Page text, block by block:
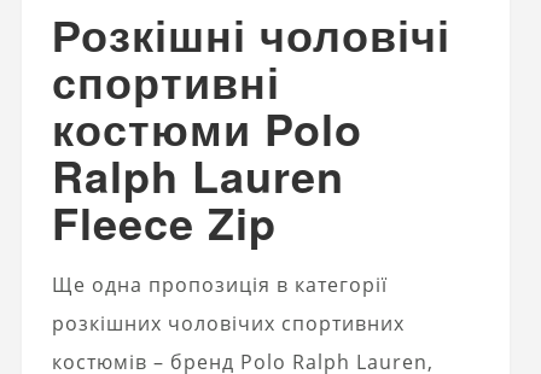
Розкішні чоловічі
спортивні
костюми Polo
Ralph Lauren
Fleece Zip
Ще одна пропозиція в категорії
розкішних чоловічих спортивних
костюмів – бренд Polo Ralph Lauren,